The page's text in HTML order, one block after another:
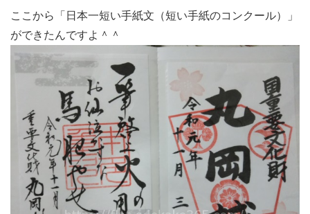
ここから「日本一短い手紙文（短い手紙のコンクール）」
ができたんですよ＾＾